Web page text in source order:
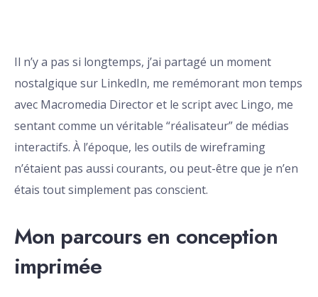
Il n’y a pas si longtemps, j’ai partagé un moment
nostalgique sur LinkedIn, me remémorant mon temps
avec Macromedia Director et le script avec Lingo, me
sentant comme un véritable “réalisateur” de médias
interactifs. À l’époque, les outils de wireframing
n’étaient pas aussi courants, ou peut-être que je n’en
étais tout simplement pas conscient.
Mon parcours en conception
imprimée